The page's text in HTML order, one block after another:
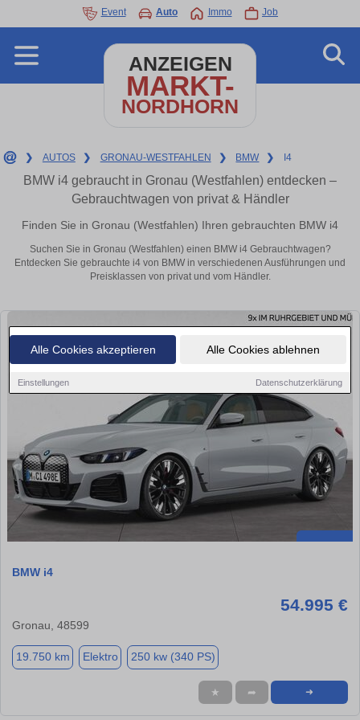
Alle Cookies akzeptieren Alle Cookies ablehnen
Einstellungen Datenschutzerklärung
Event Auto Immo Job
ANZEIGEN
MARKT-
NORDHORN
❯ AUTOS ❯ GRONAU-WESTFAHLEN ❯ BMW ❯ I4
BMW i4 gebraucht in Gronau (Westfahlen) entdecken –
Gebrauchtwagen von privat & Händler
Finden Sie in Gronau (Westfahlen) Ihren gebrauchten BMW i4
Suchen Sie in Gronau (Westfahlen) einen BMW i4 Gebrauchtwagen?
Entdecken Sie gebrauchte i4 von BMW in verschiedenen Ausführungen und
Preisklassen von privat und vom Händler.
BMW i4
54.995 €
Gronau, 48599
19.750 km Elektro 250 kw (340 PS)
★ ➦ ➜